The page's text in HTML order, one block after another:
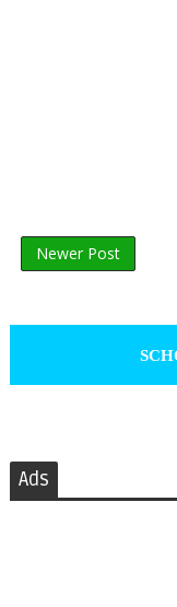
Newer Post
Ads